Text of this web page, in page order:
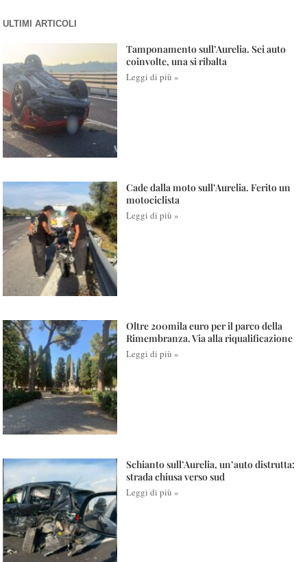
ULTIMI ARTICOLI
Tamponamento sull’Aurelia. Sei auto
coinvolte, una si ribalta
Leggi di più »
Cade dalla moto sull’Aurelia. Ferito un
motociclista
Leggi di più »
Oltre 200mila euro per il parco della
Rimembranza. Via alla riqualificazione
Leggi di più »
Schianto sull’Aurelia, un’auto distrutta:
strada chiusa verso sud
Leggi di più »